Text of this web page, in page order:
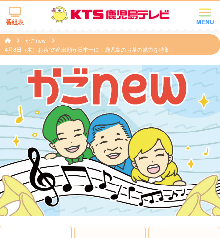
MENU
番組表
かごnew
4月8日（木）お茶”の産出額が日本一に！鹿児島のお茶の魅力を特集！